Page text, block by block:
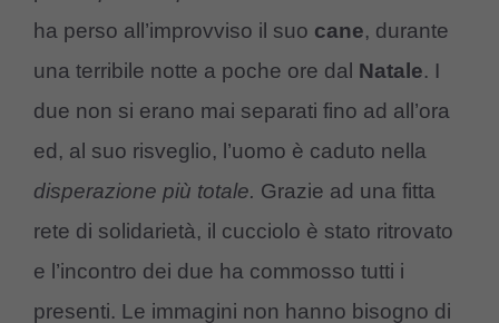
ha perso all’improvviso il suo cane, durante
una terribile notte a poche ore dal Natale. I
due non si erano mai separati fino ad all’ora
ed, al suo risveglio, l’uomo è caduto nella
disperazione più totale. Grazie ad una fitta
rete di solidarietà, il cucciolo è stato ritrovato
e l’incontro dei due ha commosso tutti i
presenti. Le immagini non hanno bisogno di